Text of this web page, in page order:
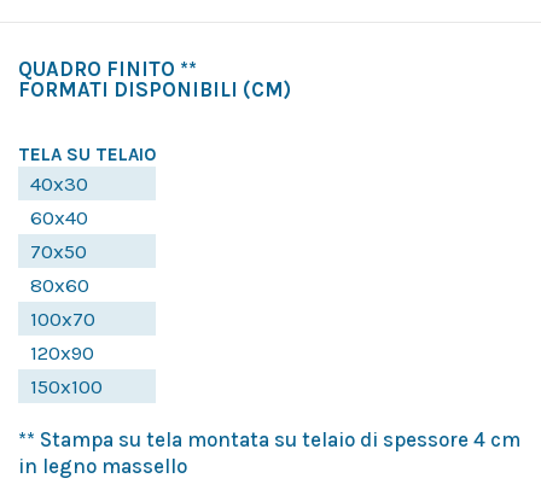
QUADRO FINITO **
FORMATI DISPONIBILI (CM)
TELA SU TELAIO
40x30
60x40
70x50
80x60
100x70
120x90
150x100
** Stampa su tela montata su telaio di spessore 4 cm
in legno massello